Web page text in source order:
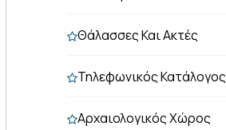
Θάλασσες Και Ακτές
Τηλεφωνικός Κατάλογος
Αρχαιολογικός Χώρος